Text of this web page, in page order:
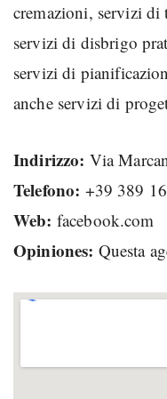
cremazioni, servizi di
servizi di disbrigo
servizi di
anche servizi di
Indirizzo: Via
Telefono: +39 389
Web: facebook.com
Opiniones: Questa